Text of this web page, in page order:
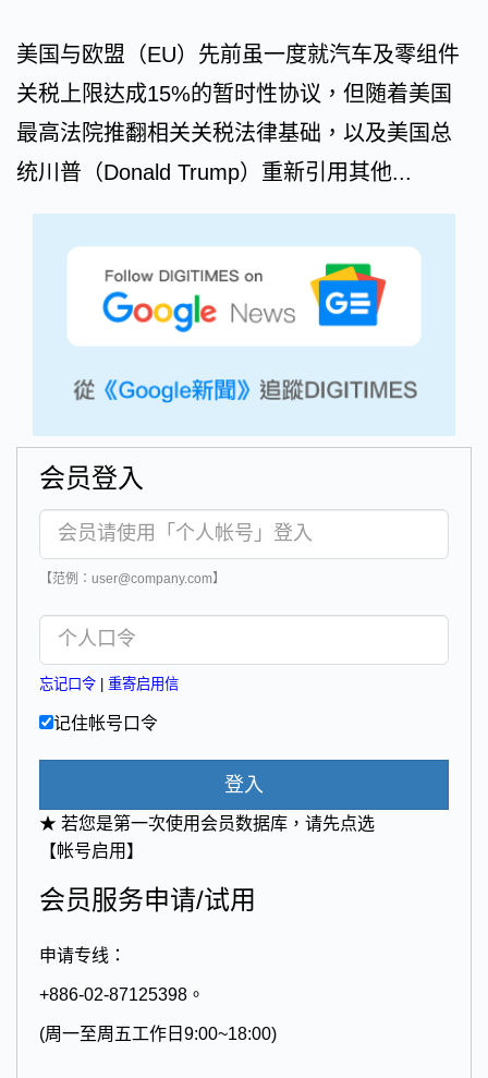
美国与欧盟（EU）先前虽一度就汽车及零组件
关税上限达成15%的暂时性协议，但随着美国
最高法院推翻相关关税法律基础，以及美国总
统川普（Donald Trump）重新引用其他...
会员登入
【范例：user@company.com】
忘记口令 重寄启用信
记住帐号口令
登入
★ 若您是第一次使用会员数据库，请先点选
【帐号启用】
会员服务申请/试用
申请专线：
+886-02-87125398。
(周一至周五工作日9:00~18:00)